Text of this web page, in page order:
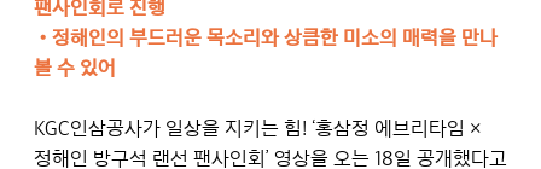
팬사인회로 진행
• 정해인의 부드러운 목소리와 상큼한 미소의 매력을 만나
볼 수 있어
KGC인삼공사가 일상을 지키는 힘! ‘홍삼정 에브리타임 ×
정해인 방구석 랜선 팬사인회’ 영상을 오는 18일 공개했다고